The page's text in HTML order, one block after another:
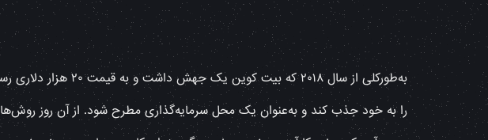
به‌طورکلی از سال ۲۰۱۸ که
را به خود جذب کند و به‌عنوان یک محل سرمایه‌گذاری مطرح شود. از آن روز